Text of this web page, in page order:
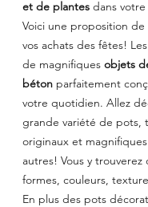
et de plantes dans
Voici une proposition
vos achats des fêtes! Les
de magnifiques objets
béton parfaitement
votre quotidien. Allez
grande variété de pots,
originaux et
autres! Vous y
formes, couleurs,
En plus des pots